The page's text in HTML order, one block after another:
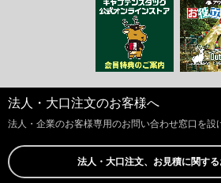
法人・大口注文のお客様へ
法人・企業のお客様専用のお問い合わせ窓口を設
法人・大口注文、お見積に関す